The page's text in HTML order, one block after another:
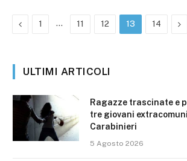
Precedente
1 … 11 12 13 14
ULTIMI ARTICOLI
Ragazze trascinate e
tre giovani
Carabinieri
5 Agosto 2026